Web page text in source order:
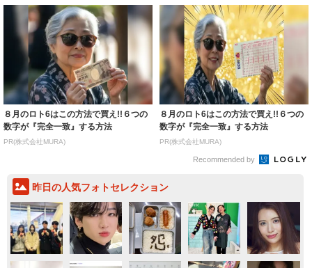
８月のロト6はこの方法で買え!!６つの
数字が『完全一致』する方法
PR(株式会社MURA)
８月のロト6はこの方法で買え!!６つの
数字が『完全一致』する方法
PR(株式会社MURA)
Recommended by
昨日の人気フォトセレクション